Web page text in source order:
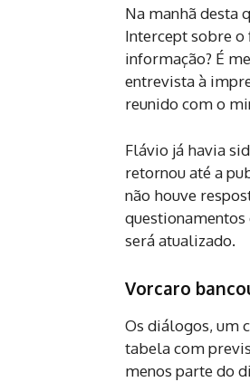
Na manhã desta
Intercept sobre o
informação? É
entrevista à
reunido com o
Flávio já havia
retornou até a
não houve
questionamentos
será atualizado.
Vorcaro
Os diálogos, um
tabela com
menos parte do